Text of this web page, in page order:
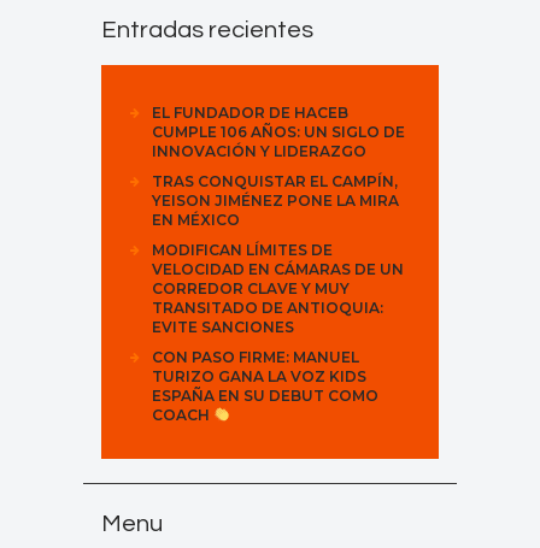
Entradas recientes
EL FUNDADOR DE HACEB
CUMPLE 106 AÑOS: UN SIGLO DE
INNOVACIÓN Y LIDERAZGO
TRAS CONQUISTAR EL CAMPÍN,
YEISON JIMÉNEZ PONE LA MIRA
EN MÉXICO
MODIFICAN LÍMITES DE
VELOCIDAD EN CÁMARAS DE UN
CORREDOR CLAVE Y MUY
TRANSITADO DE ANTIOQUIA:
EVITE SANCIONES
CON PASO FIRME: MANUEL
TURIZO GANA LA VOZ KIDS
ESPAÑA EN SU DEBUT COMO
COACH
Menu